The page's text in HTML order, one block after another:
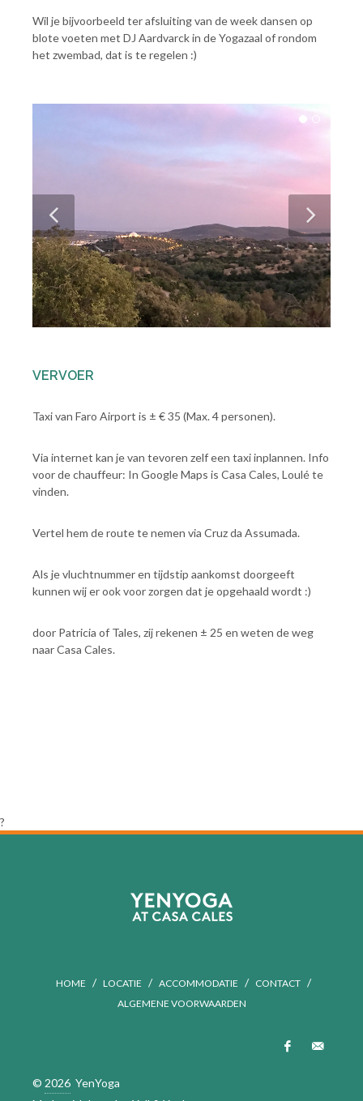
Wil je bijvoorbeeld ter afsluiting van de week dansen op
blote voeten met DJ Aardvarck in de Yogazaal of rondom
het zwembad, dat is te regelen :)
VERVOER
Taxi van Faro Airport is ± € 35 (Max. 4 personen).
Via internet kan je van tevoren zelf een taxi inplannen. Info
voor de chauffeur: In Google Maps is Casa Cales, Loulé te
vinden.
Vertel hem de route te nemen via Cruz da Assumada.
Als je vluchtnummer en tijdstip aankomst doorgeeft
kunnen wij er ook voor zorgen dat je opgehaald wordt :)
door Patricia of Tales, zij rekenen ± 25 en weten de weg
naar Casa Cales.
?
HOME / LOCATIE / ACCOMMODATIE / CONTACT /
ALGEMENE VOORWAARDEN
© 2026 YenYoga